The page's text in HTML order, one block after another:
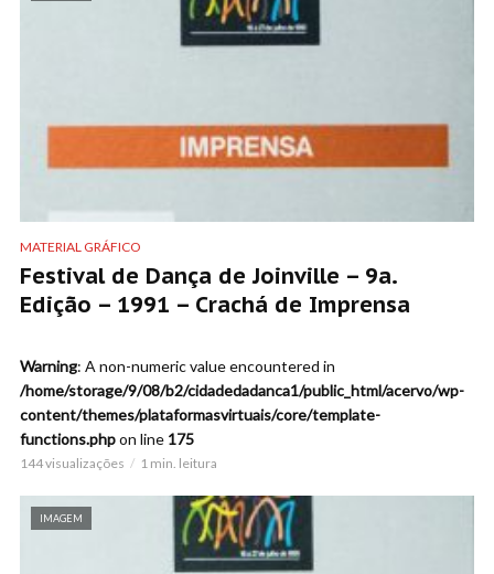
MATERIAL GRÁFICO
Festival de Dança de Joinville – 9a.
Edição – 1991 – Crachá de Imprensa
Warning: A non-numeric value encountered in
/home/storage/9/08/b2/cidadedadanca1/public_html/acervo/wp-
content/themes/plataformasvirtuais/core/template-
functions.phpon line 175
144 visualizações 1 min. leitura
IMAGEM